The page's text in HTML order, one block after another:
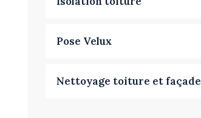
Pose Velux
Nettoyage toiture et façade